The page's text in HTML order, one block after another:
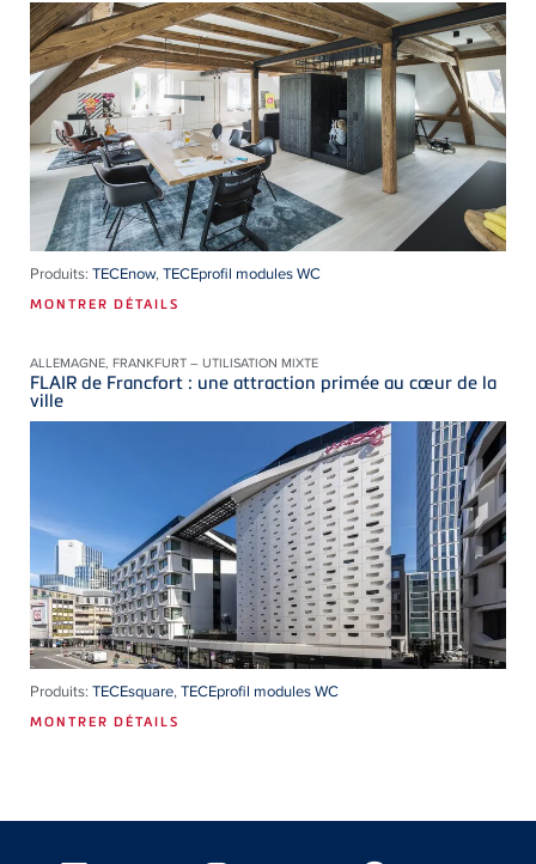
Produits: TECEnow,TECEprofil modules WC
MONTRER DÉTAILS
ALLEMAGNE, FRANKFURT – UTILISATION MIXTE
FLAIR de Francfort : une attraction primée au cœur de la
ville
Produits: TECEsquare,TECEprofil modules WC
MONTRER DÉTAILS
Floating